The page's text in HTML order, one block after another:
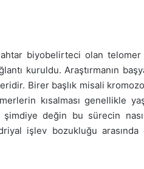
biyobelirteci olan telomer
kuruldu. Araştırmanın
Birer başlık misali
kısalması genellikle
değin bu sürecin
işlev bozukluğu arasında